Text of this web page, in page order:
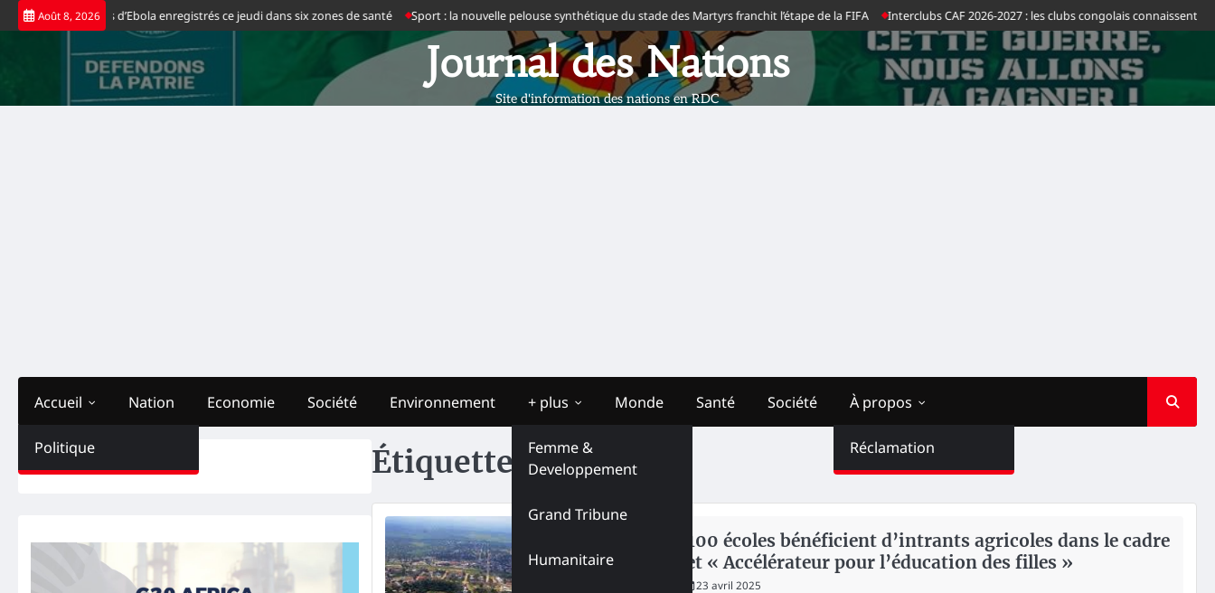
Skip
to
Août 8, 2026
cas positifs d’Ebola enregistrés ce jeudi dans six zones de santé Sport : la nouvelle pelouse synthétique du stade des Martyrs franchit l’étape de la FIFA Interclubs CAF 2026-2027 : les clubs congolais connaissent leurs
Journal des Nations
Site d'information des nations en RDC
Accueil
Politique
Nation Economie Société Environnement + plus
Femme &
Developpement
Grand Tribune
Humanitaire
Monde Santé Société À propos
Réclamation
Étiquette :CRESD
ÉDUCATION
Kasaï : 100 écoles bénéficient d’intrants agricoles dans le cadre
du projet « Accélérateur pour l’éducation des filles »
23 avril 2025